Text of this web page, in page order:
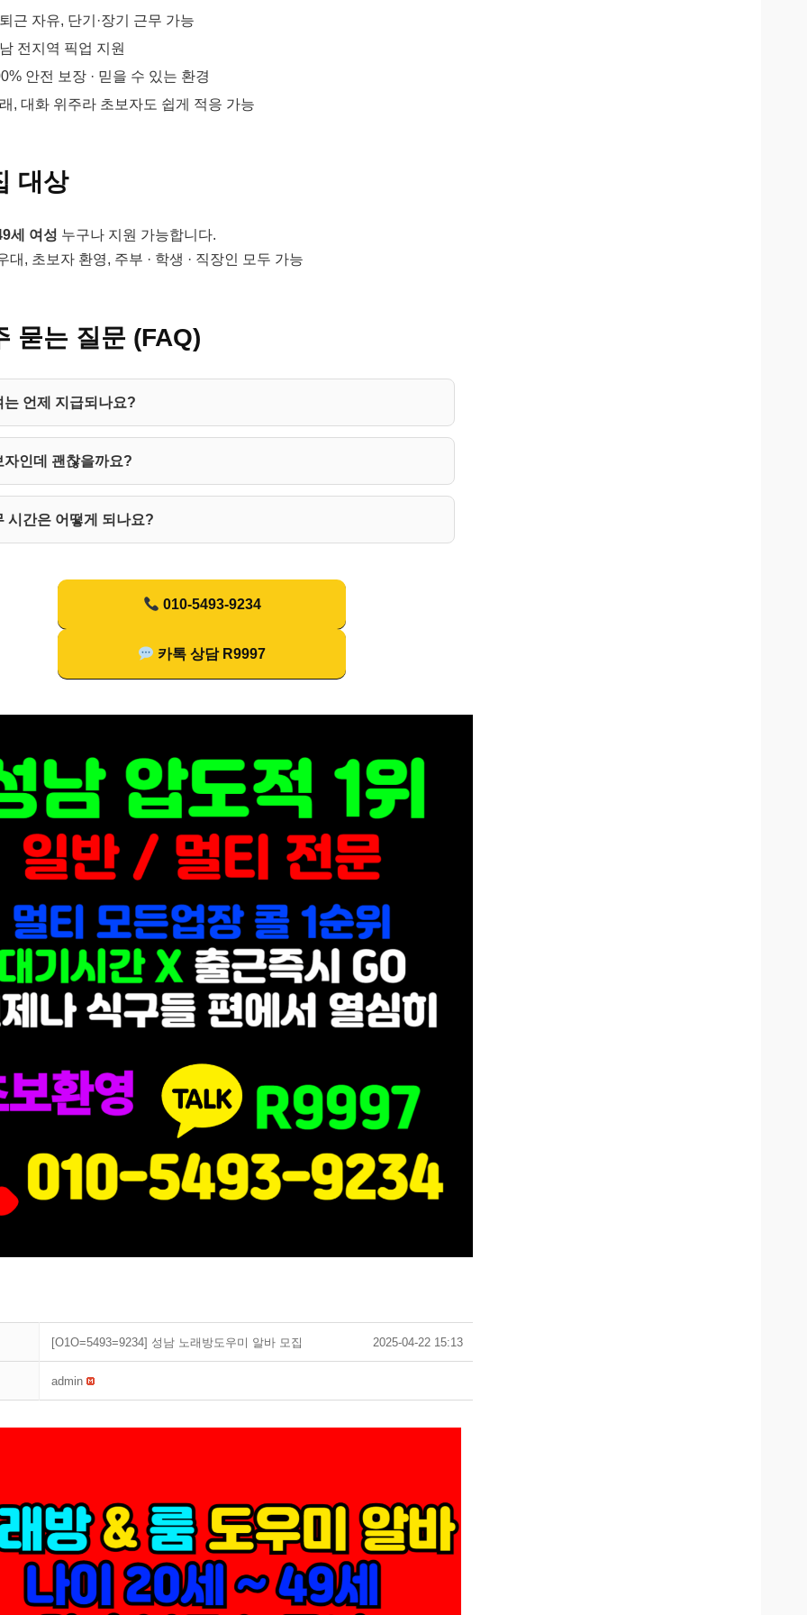
근 자유, 단기·장기 근무 가능
전지역 픽업 지원
안전 보장 · 믿을 수 있는 환경
, 대화 위주라 초보자도 쉽게 적응 가능
대상
세 여성 누구나 지원 가능합니다.
대, 초보자 환영, 주부 · 학생 · 직장인 모두 가능
묻는 질문 (FAQ)
는 언제 지급되나요?
자인데 괜찮을까요?
시간은 어떻게 되나요?
010-5493-9234
카톡 상담 R9997
[O1O=5493=9234] 성남 노래방도우미 알바 모집 2025-04-22 15:13
admin